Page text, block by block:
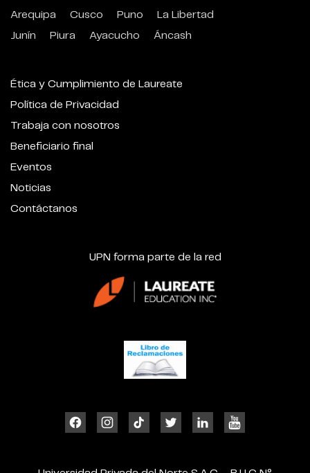
Arequipa Cusco Puno
La Libertad
Junín
Piura Ayacucho Áncash
Ética y Cumplimiento de Laureate
Política de Privacidad
Trabaja con nosotros
Beneficiario final
Eventos
Noticias
Contáctanos
UPN forma parte de la red